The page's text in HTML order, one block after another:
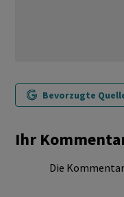
Bevorzugte
Ihr
Die